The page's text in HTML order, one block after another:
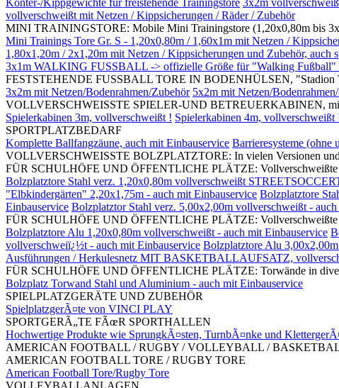
Konter-/Kippgewichte für freistehende Trainingstore 3x2m
vollverschweißt mit Netzen / Kippsicherungen / Räder / Zubehör
MINI TRAININGSTORE: Mobile Mini Trainingstore (1,20x0,80m bis
Mini Trainings Tore Gr. S - 1,20x0,80m / 1,60x1m mit Netzen /
1,80x1,20m / 2x1,20m mit Netzen / Kippsicherungen und Zubehör, auch
3x1m WALKING FUSSBALL -> offizielle Größe für "Walking Fußball"
FESTSTEHENDE FUSSBALL TORE IN BODENHÜLSEN, "Stadion
3x2m mit Netzen/Bodenrahmen/Zubehör 5x2m mit Netzen/
VOLLVERSCHWEISSTE SPIELER-UND BETREUERKABINEN, mit
Spielerkabinen 3m, vollverschweißt ! Spielerkabinen 4m, vollverschweißt
SPORTPLATZBEDARF
Komplette Ballfangzäune, auch mit Einbauservice Barrieresysteme (ohne
VOLLVERSCHWEISSTE BOLZPLATZTORE: In vielen Versionen
FÜR SCHULHÖFE UND ÖFFENTLICHE PLÄTZE: Vollverschweißte
Bolzplatztore Stahl verz. 1,20x0,80m vollverschweißt
"Elbkindergärten" 2,20x1,75m - auch mit Einbauservice Bolzplatztore
Einbauservice Bolzplatztor Stahl verz. 5,00x2,00m vollverschweißt -
FÜR SCHULHÖFE UND ÖFFENTLICHE PLÄTZE: Vollverschweißte
Bolzplatztore Alu 1,20x0,80m vollverschweißt - auch mit Einbauservice
vollverschweiï¿½t - auch mit Einbauservice Bolzplatztore Alu
Ausführungen / Herkulesnetz MIT BASKETBALLAUFSATZ,
FÜR SCHULHÖFE UND ÖFFENTLICHE PLÄTZE: Torwände in
Bolzplatz Torwand Stahl und Aluminium - auch mit Einbauservice
SPIELPLATZGERÄTE UND ZUBEHÖR
SpielplatzgerÃ¤te von VINCI PLAY
SPORTGERÃ„TE FÃœR SPORTHALLEN
Hochwertige Produkte wie SprungkÃ¤sten, TurnbÃ¤nke und
AMERICAN FOOTBALL / RUGBY / VOLLEYBALL /
AMERICAN FOOTBALL TORE / RUGBY TORE
American Football Tore/Rugby Tore
VOLLEYBALLANLAGEN